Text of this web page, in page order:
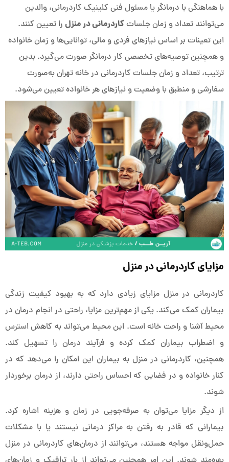
با هماهنگی با درمانگر یا مسئول فنی کلینیک کاردرمانی، والدین
می‌توانند تعداد و زمان جلسات کاردرمانی در منزلرا تعیین کنند.
این تعینات بر اساس نیازهای فردی و مالی، توانایی‌ها و زمان خانواده
و همچنین توصیه‌های تخصصی کار درمانگر صورت می‌گیرد. بدین
ترتیب، تعداد و زمان جلسات کاردرمانی در خانه تهران به‌صورت
سفارشی و منطبق با وضعیت و نیازهای هر خانواده تعیین می‌شود.
مزایای کاردرمانی در منزل
کاردرمانی در منزل مزایای زیادی دارد که به بهبود کیفیت زندگی
بیماران کمک می‌کند. یکی از مهم‌ترین مزایا، راحتی در انجام درمان در
محیط آشنا و راحت خانه است. این محیط می‌تواند به کاهش استرس
و اضطراب بیماران کمک کرده و فرآیند درمان را تسهیل کند.
همچنین، کاردرمانی در منزل به بیماران این امکان را می‌دهد که در
کنار خانواده و در فضایی که احساس راحتی دارند، از درمان برخوردار
شوند.
از دیگر مزایا می‌توان به صرفه‌جویی در زمان و هزینه اشاره کرد.
بیمارانی که قادر به رفتن به مراکز درمانی نیستند یا با مشکلات
حمل‌ونقل مواجه هستند، می‌توانند از درمان‌های کاردرمانی در منزل